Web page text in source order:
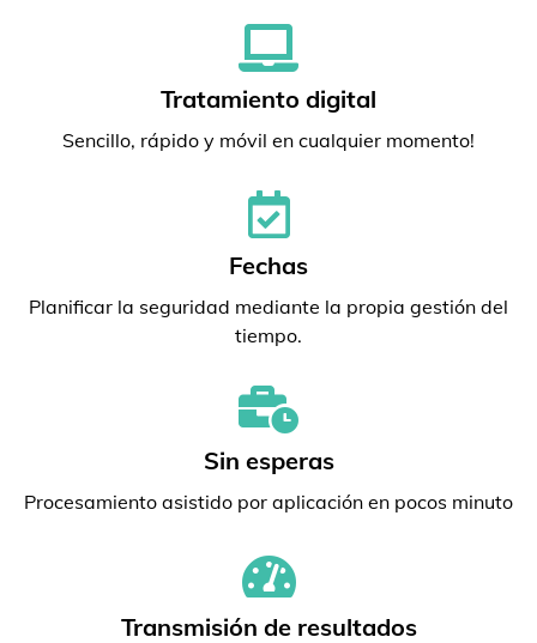
Tratamiento digital
Sencillo, rápido y móvil en cualquier momento!
Fechas
Planificar la seguridad mediante la propia gestión del
tiempo.
Sin esperas
Procesamiento asistido por aplicación en pocos minuto
Transmisión de resultados